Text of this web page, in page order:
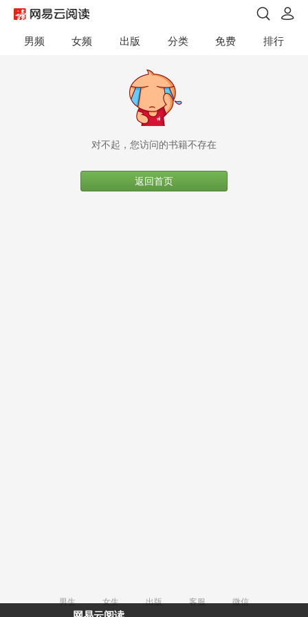
男频 女频 出版 分类 免费 排行
对不起，您访问的书籍不存在
返回首页
男生 女生 出版 客服
微信